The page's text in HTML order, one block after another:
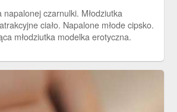
czarnulki. Młodziutka
ciało. Napalone młode cipsko.
młodziutka modelka erotyczna.